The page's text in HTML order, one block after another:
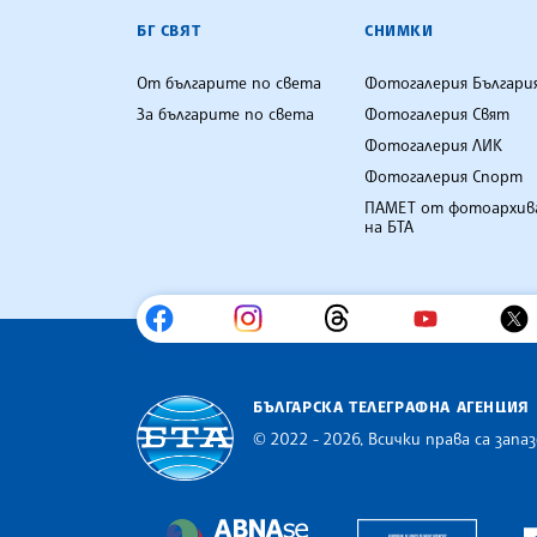
БГ СВЯТ
От българите по света
За българите по света
СНИМКИ
Фотогалерия
Фотогалерия Свят
Фотогалерия ЛИК
Фотогалерия Спорт
ПАМЕТ от
на БТА
БЪЛГАРСКА ТЕЛЕГРАФНА АГЕНЦИЯ
© 2022 - 2026, Всички права са
The Assocoation of the